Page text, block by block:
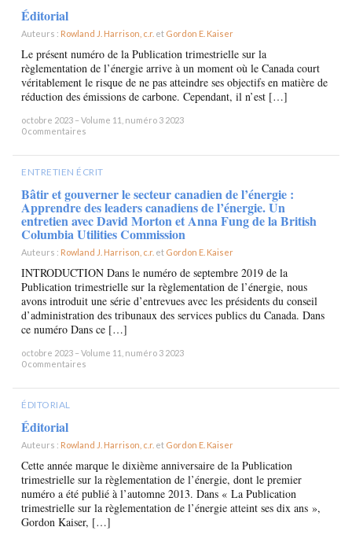
Éditorial
Auteurs : Rowland J. Harrison, c.r. et Gordon E. Kaiser
Le présent numéro de la Publication trimestrielle sur la
règlementation de l’énergie arrive à un moment où le Canada court
véritablement le risque de ne pas atteindre ses objectifs en matière de
réduction des émissions de carbone. Cependant, il n’est […]
octobre 2023 – Volume 11, numéro 3 2023
0 commentaires
ENTRETIEN ÉCRIT
Bâtir et gouverner le secteur canadien de l’énergie :
Apprendre des leaders canadiens de l’énergie. Un
entretien avec David Morton et Anna Fung de la British
Columbia Utilities Commission
Auteurs : Rowland J. Harrison, c.r. et Gordon E. Kaiser
INTRODUCTION Dans le numéro de septembre 2019 de la
Publication trimestrielle sur la règlementation de l’énergie, nous
avons introduit une série d’entrevues avec les présidents du conseil
d’administration des tribunaux des services publics du Canada. Dans
ce numéro Dans ce […]
octobre 2023 – Volume 11, numéro 3 2023
0 commentaires
ÉDITORIAL
Éditorial
Auteurs : Rowland J. Harrison, c.r. et Gordon E. Kaiser
Cette année marque le dixième anniversaire de la Publication
trimestrielle sur la règlementation de l’énergie, dont le premier
numéro a été publié à l’automne 2013. Dans « La Publication
trimestrielle sur la règlementation de l’énergie atteint ses dix ans »,
Gordon Kaiser, […]